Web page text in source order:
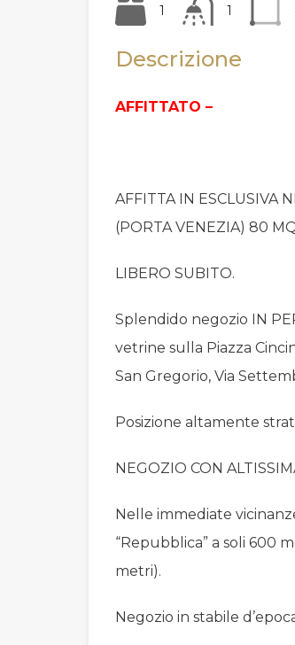
1 1
Descrizione
AFFITTATO –
AFFITTA IN ESCLUSIVA
(PORTA VENEZIA) 80
LIBERO SUBITO.
Splendido negozio IN
vetrine sulla Piazza
San Gregorio, Via
Posizione altamente
NEGOZIO CON
Nelle immediate
“Repubblica” a soli 600
metri).
Negozio in stabile